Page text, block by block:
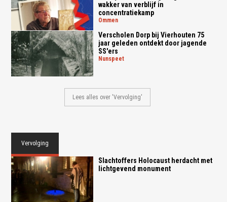
wakker van verblijf in
concentratiekamp
ommen
Verscholen Dorp bij Vierhouten 75
jaar geleden ontdekt door jagende
SS'ers
nunspeet
Lees alles over 'Vervolging'
Vervolging
Slachtoffers Holocaust herdacht met
lichtgevend monument